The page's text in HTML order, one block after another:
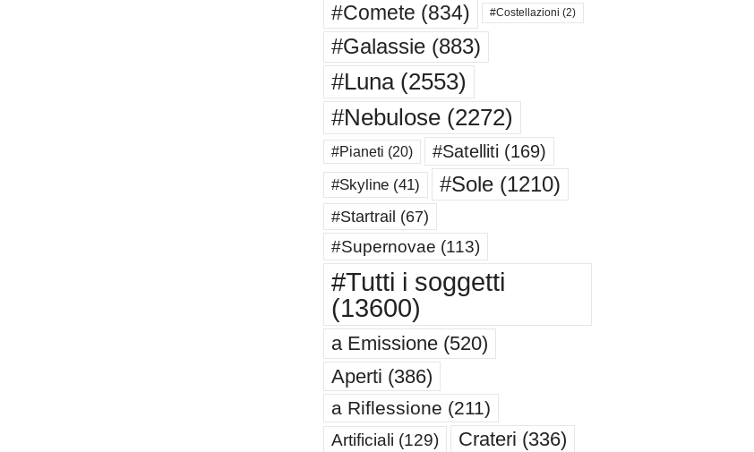
#Comete (834) #Costellazioni (2)
#Galassie(883)
#Luna(2553)
#Nebulose(2272)
#Pianeti (20) #Satelliti (169)
#Skyline(41) #Sole(1210)
#Startrail (67)
#Supernovae (113)
#Tutti i soggetti
(13600)
a Emissione(520)
Aperti (386)
a Riflessione (211)
Artificiali (129) Crateri (336)